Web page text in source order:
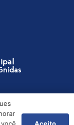
Ensino Médio
ITINERANTE
LINHA SÃO
Aceito